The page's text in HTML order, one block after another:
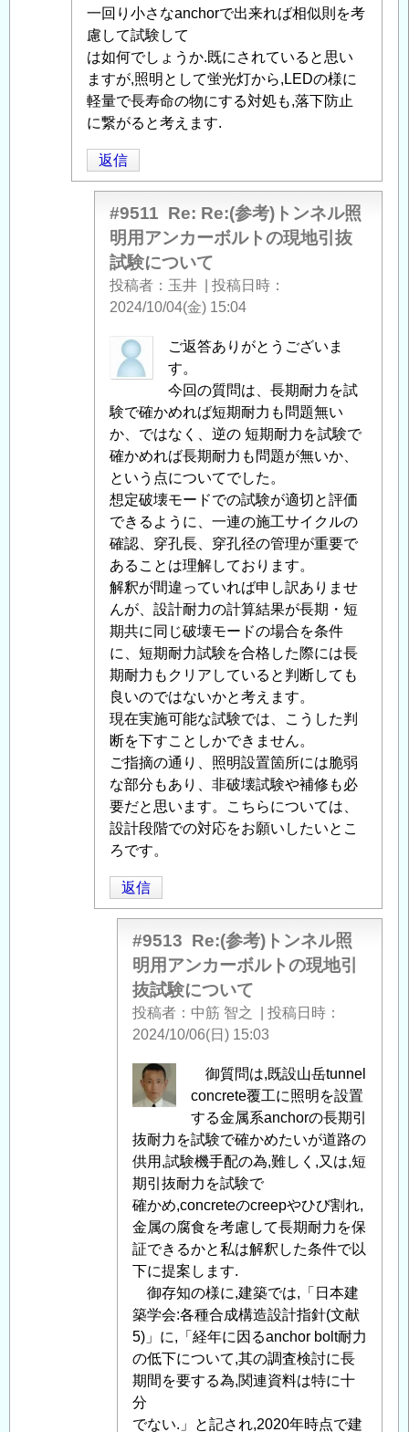
現
地
引
抜
試
験
つ
い
」
一回り小さなanchorで出来れば相似則を考
慮して試験して
は如何でしょうか.既にされていると思い
ますが,照明として蛍光灯から,LEDの様に
軽量で長寿命の物にする対処も,落下防止
に繋がると考えます.
返信
#9511 Re: Re:(参考)トンネル照
明用アンカーボルトの現地引抜
試験について
投稿者 玉井
投稿日時
2024/10/04(金) 15:04
中
筋
之
に
よ
る
「Re:
(参
考)
ト
ン
ネ
ル
照
明
用
ア
ン
カ
ー
ボ
ル
ト
現
地
ご返答ありがとうございま
す。
今回の質問は、長期耐力を試
験で確かめれば短期耐力も問題無い
か、ではなく、逆の 短期耐力を試験で
確かめれば長期耐力も問題が無いか、
という点についてでした。
想定破壊モードでの試験が適切と評価
できるように、一連の施工サイクルの
確認、穿孔長、穿孔径の管理が重要で
あることは理解しております。
解釈が間違っていれば申し訳ありませ
んが、設計耐力の計算結果が長期・短
期共に同じ破壊モードの場合を条件
に、短期耐力試験を合格した際には長
期耐力もクリアしていると判断しても
良いのではないかと考えます。
現在実施可能な試験では、こうした判
断を下すことしかできません。
ご指摘の通り、照明設置箇所には脆弱
な部分もあり、非破壊試験や補修も必
要だと思います。こちらについては、
設計段階での対応をお願いしたいとこ
ろです。
返信
#9513 Re:(参考)トンネル照
明用アンカーボルトの現地引
抜試験について
投稿者 中筋 智之
投稿日時
2024/10/06(日) 15:03
匿
名
稿
者
に
よ
る
「Re:
Re:
(参
考)
ト
ン
ネ
ル
照
御質問は,既設山岳tunnel
concrete覆工に照明を設置
する金属系anchorの長期引
抜耐力を試験で確かめたいが道路の
供用,試験機手配の為,難しく,又は,短
期引抜耐力を試験で
確かめ,concreteのcreepやひび割れ,
金属の腐食を考慮して長期耐力を保
証できるかと私は解釈した条件で以
下に提案します.
御存知の様に,建築では,「日本建
築学会:各種合成構造設計指針(文献
5)」に,「経年に因るanchor bolt耐力
の低下について,其の調査検討に長
期間を要する為,関連資料は特に十
分
でない.」と記され,2020年時点で建